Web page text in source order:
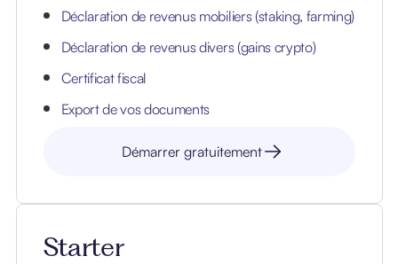
Déclaration de revenus mobiliers (staking, farming)
Déclaration de revenus divers (gains crypto)
Certificat fiscal
Export de vos documents
Démarrer gratuitement
Starter